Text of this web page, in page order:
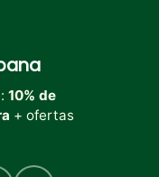
10% de
+ ofertas